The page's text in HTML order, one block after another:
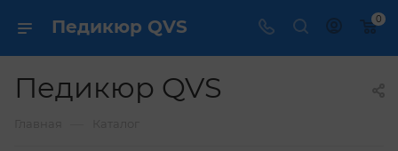
Педикюр QVS 0
Педикюр QVS